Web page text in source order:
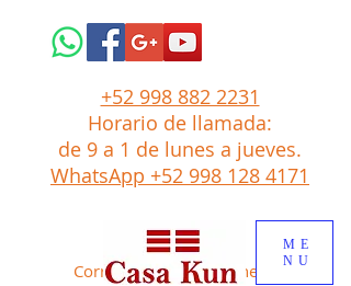
+52 998 882 2231
Horario de llamada:
de 9 a 1 de lunes a jueves.
WhatsApp +52 998 128 4171
Correo: tito@ casakun.net
ME
NU